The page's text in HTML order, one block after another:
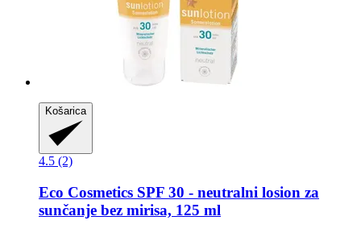
Košarica
4.5 (2)
Eco Cosmetics SPF 30 -​ neutralni losion za
sunčanje bez mirisa, 125 ml